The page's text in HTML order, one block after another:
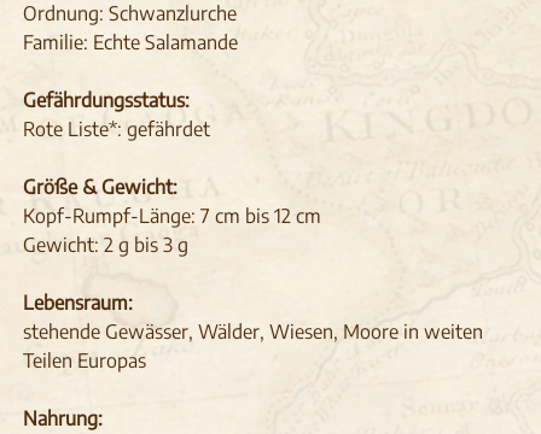
Ordnung: Schwanzlurche
Familie: Echte Salamande
Gefährdungsstatus:
Rote Liste*: gefährdet
Größe & Gewicht:
Kopf-Rumpf-Länge: 7 cm bis 12 cm
Gewicht: 2 g bis 3 g
Lebensraum:
stehende Gewässer, Wälder, Wiesen, Moore in weiten
Teilen Europas
Nahrung: